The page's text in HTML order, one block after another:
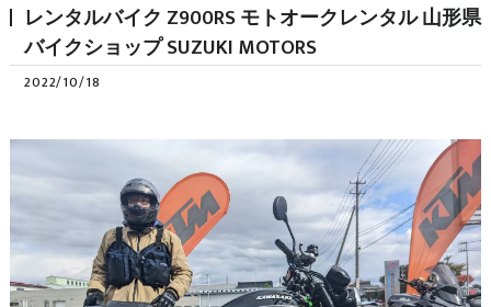
レンタルバイク Z900RS モトオークレンタル 山形県
バイクショップ SUZUKI MOTORS
2022/10/18